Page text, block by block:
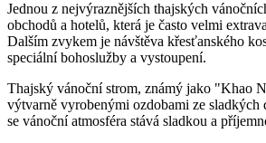
Jednou z nejvýraznějších thajských
obchodů a hotelů, která je často velmi
Dalším zvykem je návštěva křesťanského
speciální bohoslužby a vystoupení.
Thajský vánoční strom, známý jako "Khao
výtvarně vyrobenými ozdobami ze sladkých
se vánoční atmosféra stává sladkou a